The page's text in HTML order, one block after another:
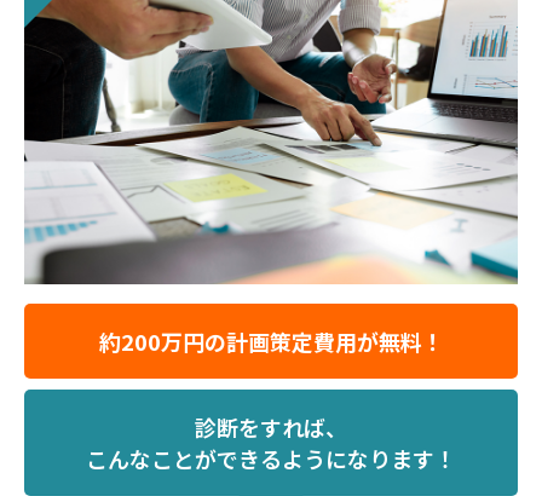
約200万円の計画策定費用が無料！
診断をすれば、
こんなことができるようになります！